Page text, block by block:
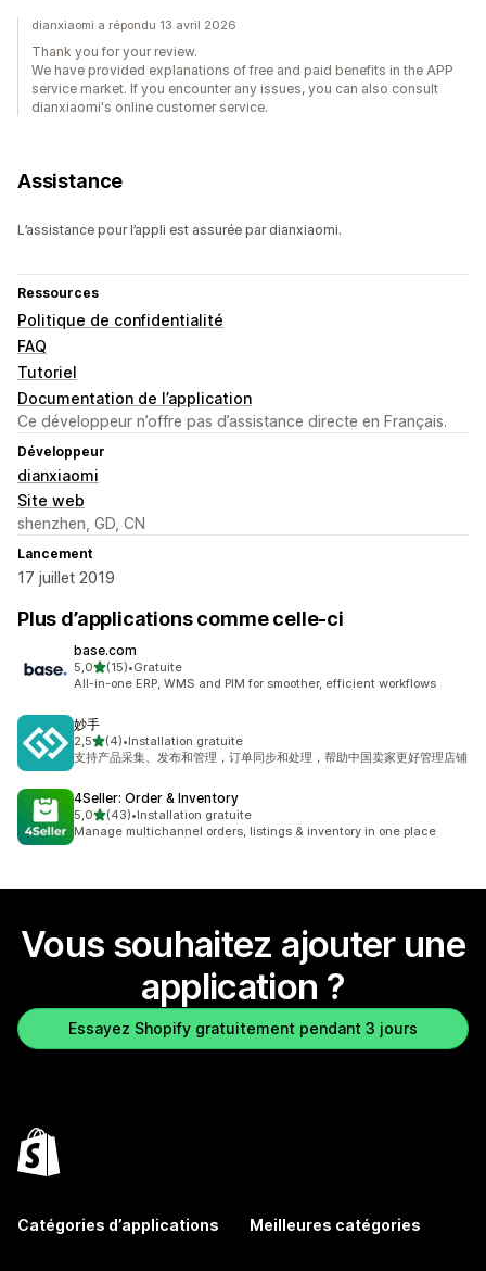
dianxiaomi a répondu 13 avril 2026
Thank you for your review.
We have provided explanations of free and paid benefits in the APP
service market. If you encounter any issues, you can also consult
dianxiaomi's online customer service.
Assistance
L’assistance pour l’appli est assurée par dianxiaomi.
Ressources
Politique de confidentialité
FAQ
Tutoriel
Documentation de l’application
Ce développeur n’offre pas d’assistance directe en Français.
Développeur
dianxiaomi
Site web
shenzhen, GD, CN
Lancement
17 juillet 2019
Plus d’applications comme celle-ci
base.com
5,0étoile(s) sur 5
(15)
15 avis au total
•Gratuite
All-in-one ERP, WMS and PIM for smoother, efficient workflows
妙手
2,5étoile(s) sur 5
(4)
4 avis au total
•Installation gratuite
支持产品采集、发布和管理，订单同步和处理，帮助中国卖家更好管理店铺
4Seller: Order & Inventory
5,0étoile(s) sur 5
(43)
43 avis au total
•Installation gratuite
Manage multichannel orders, listings & inventory in one place
Vous souhaitez ajouter une
application ?
Essayez Shopify gratuitement pendant 3 jours
Catégories d’applications Meilleures catégories